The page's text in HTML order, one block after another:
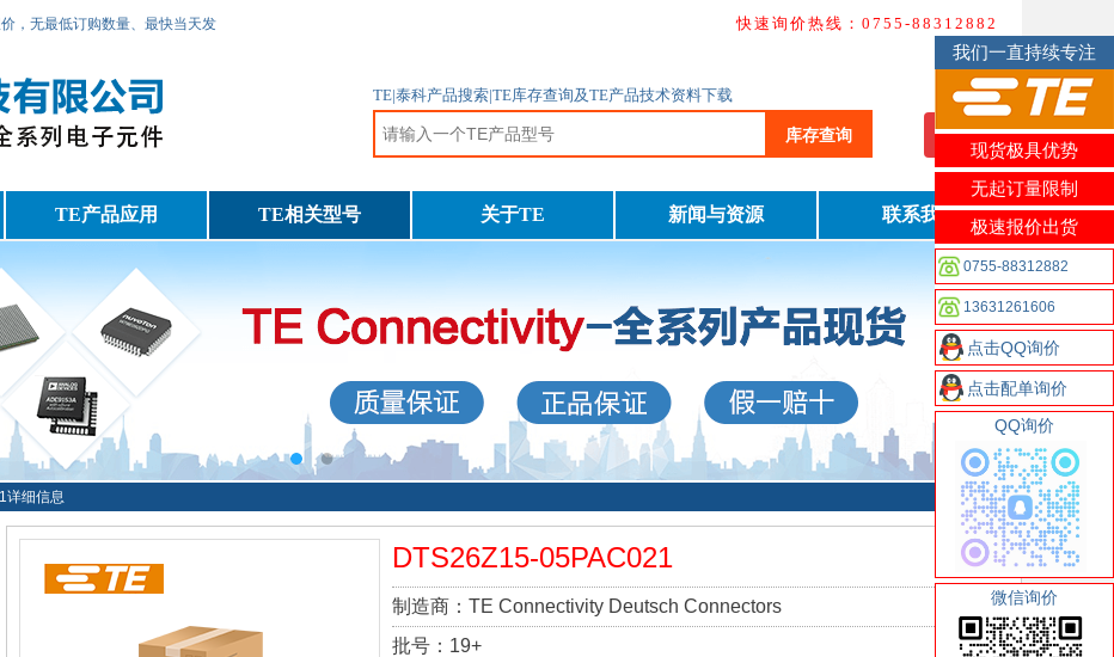
，无最低订购数量、最快当天发 快速询价热线：0755-88312882
TE|泰科产品搜索|TE库存查询及TE产品技术资料下载
库存查询 我要询价
TE产品应用 TE相关型号 关于TE 新闻与资源 联系我们
详细信息
DTS26Z15-05PAC021
制造商： TE Connectivity Deutsch Connectors
批号： 19+
我们一直持续专注
现货极具优势
无起订量限制
极速报价出货
0755-88312882
13631261606
点击QQ询价
点击配单询价
QQ询价
微信询价